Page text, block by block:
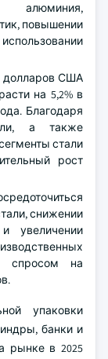
алюминия,
повышении
долларов США
на 5,2% в
Благодаря
а также
стали
рост
снижении
увеличении
спросом на
упаковки
банки и
рынке в 2025